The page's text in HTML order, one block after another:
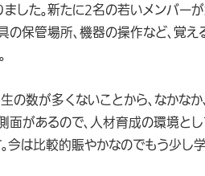
した。新たに2名の若いメンバー
の保管場所、機器の操作など、覚
の数が多くないことから、なかな
面があるので、人材育成の環境
今は比較的賑やかなのでもう少